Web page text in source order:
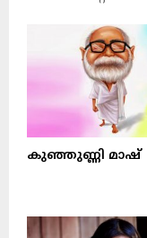
കുഞ്ഞുണ്ണി മാഷ്‌